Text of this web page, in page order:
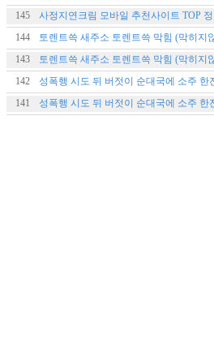
145
사정지연크림 모바일 추천사이트 TOP
144
143
142
성폭행 시도 뒤 버젓이 순대국에 소주 한
141
성폭행 시도 뒤 버젓이 순대국에 소주 한